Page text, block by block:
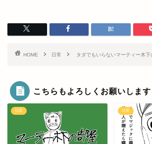
HOME 日常 タダでもいらないマーティー木下
こちらもよろしくお願いします
日常 日常